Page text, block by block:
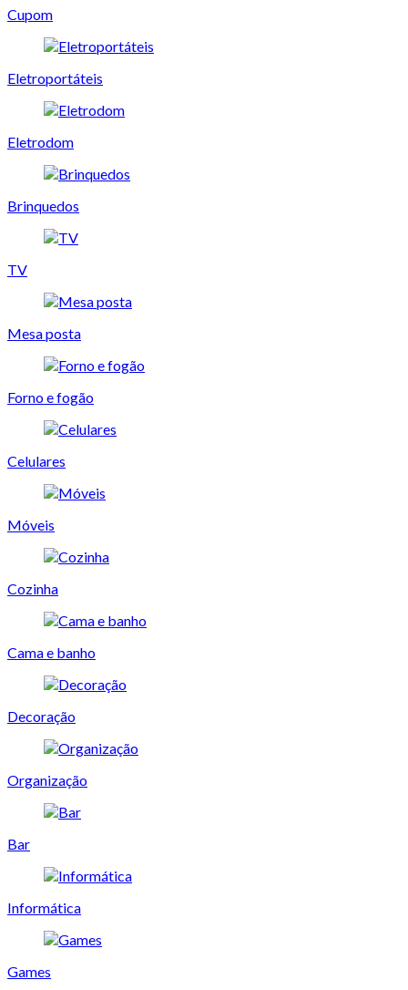
Cupom
Eletroportáteis
Eletrodom
Brinquedos
TV
Mesa posta
Forno e fogão
Celulares
Móveis
Cozinha
Cama e banho
Decoração
Organização
Bar
Informática
Games